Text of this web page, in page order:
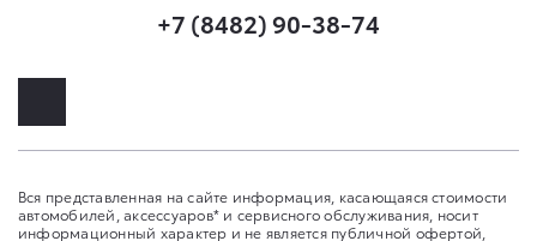
+7 (8482) 90-38-74
Вся представленная на сайте информация, касающаяся стоимости
автомобилей, аксессуаров* и сервисного обслуживания, носит
информационный характер и не является публичной офертой,